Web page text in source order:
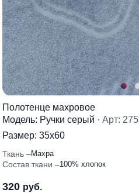
Полотенце махровое
Модель: Ручки серый · Арт:
Размер: 35х60
Ткань Махра
Состав ткани 100% хлопок
320 руб.